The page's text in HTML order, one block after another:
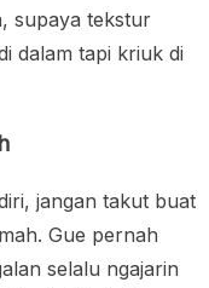
supaya tekstur
dalam tapi kriuk di
jangan takut buat
Gue pernah
selalu ngajarin